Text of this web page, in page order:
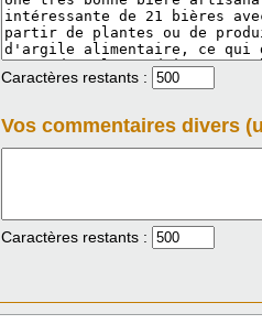
Caractères restants :
Vos commentaires divers
Caractères restants :